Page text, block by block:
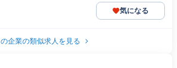
気になる
企業の類似求人を見る